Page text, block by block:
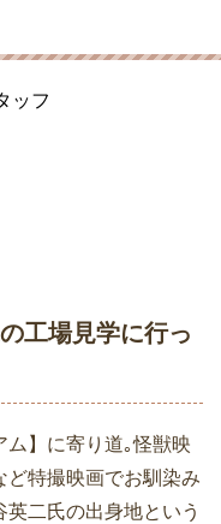
ッフ
工場見学に行っ
】に寄り道｡怪獣映
特撮映画でお馴染み
二氏の出身地という